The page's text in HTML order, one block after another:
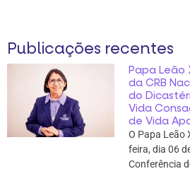
Publicações recentes
Papa Leão
da CRB
do
Vida
de Vida
O Papa Leão
feira, dia 06
Conferência